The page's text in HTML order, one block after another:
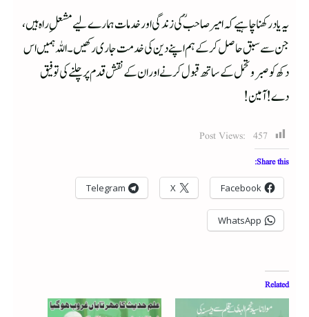
یہ یاد رکھنا چاہیے کہ امیر صاحبؒ کی زندگی اور خدمات ہمارے لیے مشعلِ راہ ہیں،
جن سے سبق حاصل کر کے ہم اپنے دین کی خدمت جاری رکھیں۔ اللہ ہمیں اس
دکھ کو صبر و تحمل کے ساتھ قبول کرنے اور ان کے نقش قدم پر چلنے کی توفیق
دے! آمین!
Post Views: 457
Share this:
Facebook
X
Telegram
WhatsApp
Related